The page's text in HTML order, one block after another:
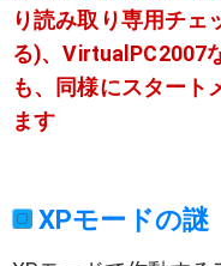
り読み取り専用チェ
る)、VirtualPC2007
も、同様にスタート
ます
XPモードの謎